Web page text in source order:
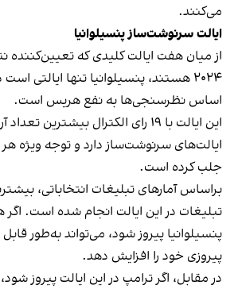
می‌کنند.
ایالت سرنوشت‌ساز پنسیلوانیا
از میان هفت ایالت کلیدی که تعیین‌کننده
۲۰۲۴ هستند، پنسیلوانیا تنها ایالتی
اساس نظر‌سنجی‌ها به نفع هریس است.
این ایالت با ۱۹ رای الکترال بیشترین
ایالت‌های سرنوشت‌ساز دارد و توجه ویژه‌ هر
جلب کرده است.
براساس آمارهای تبلیغات انتخاباتی،
تبلیغات در این ایالت انجام شده است. اگر
پنسیلوانیا پیروز شود، می‌تواند به‌طور
پیروزی خود را افزایش دهد.
در مقابل، اگر ترامپ در این ایالت پیروز